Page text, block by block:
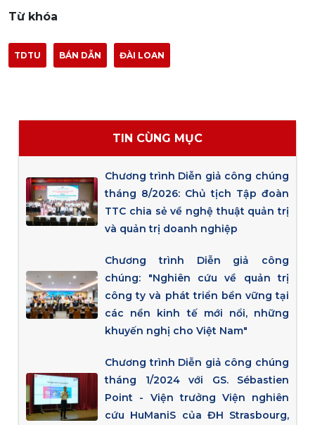
Từ khóa
TDTU BÁN DẪN ĐÀI LOAN
TIN CÙNG MỤC
Chương trình Diễn giả công chúng
tháng 8/2026: Chủ tịch Tập đoàn
TTC chia sẻ về nghệ thuật quản trị
và quản trị doanh nghiệp
Chương trình Diễn giả công
chúng: "Nghiên cứu về quản trị
công ty và phát triển bền vững tại
các nền kinh tế mới nổi, những
khuyến nghị cho Việt Nam"
Chương trình Diễn giả công chúng
tháng 1/2024 với GS. Sébastien
Point - Viện trưởng Viện nghiên
cứu HuManiS của ĐH Strasbourg,